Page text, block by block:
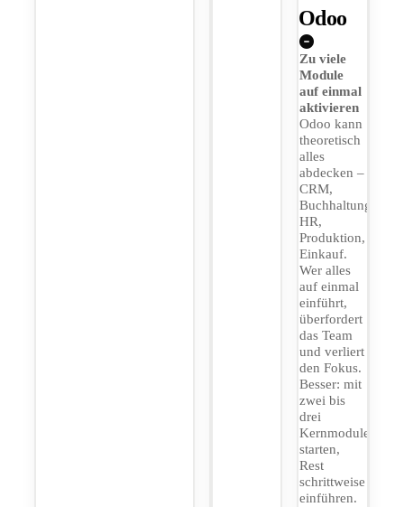
Odoo
Zu viele
Module
auf einmal
aktivieren
Odoo kann
theoretisch
alles
abdecken –
CRM,
Buchhaltung,
HR,
Produktion,
Einkauf.
Wer alles
auf einmal
einführt,
überfordert
das Team
und verliert
den Fokus.
Besser: mit
zwei bis
drei
Kernmodulen
starten,
Rest
schrittweise
einführen.